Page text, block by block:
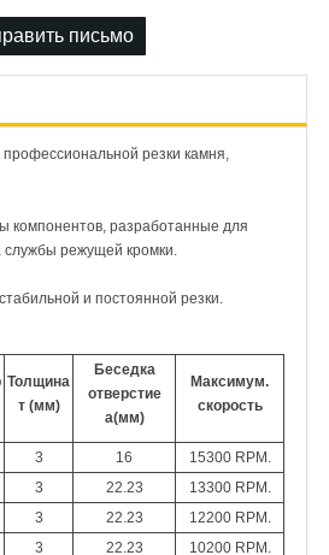
письмо
резки камня,
компонентов, разработанные для
службы режущей кромки.
и постоянной резки.
Толщина
т (мм)
Беседка
отверстие
а(мм)
Максимум.
скорость
3 16
15300 RPM.
3 22.23 13300 RPM.
3 22.23
12200 RPM.
3 22.23
10200 RPM.